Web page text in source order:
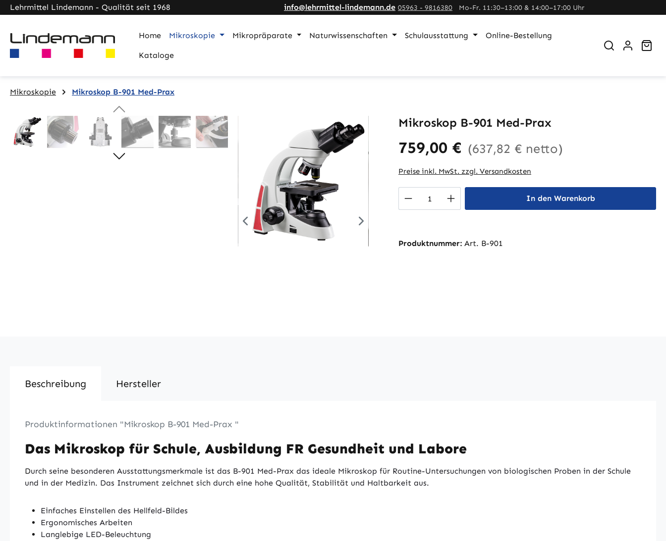
Hauptinhalt springen
Zur Suche springen
Zur Hauptnavigation springen
Lehrmittel Lindemann - Qualität seit 1968 info@lehrmittel-lindemann.de 05963 - 9816380 Mo-Fr. 11:30–13:00 & 14:00–17:00 Uhr
Home Mikroskopie Mikropräparate Naturwissenschaften Schulausstattung Online-Bestellung
Kataloge
Mikroskopie Mikroskop B-901 Med-Prax
Bildergalerie überspringen Mikroskop B-901 Med-Prax
759,00 € (637,82 € netto)
Preise inkl. MwSt. zzgl. Versandkosten
Produkt Anzahl: Gib den gewünschten Wert
In den Warenkorb
Produktnummer: Art. B-901
Beschreibung Hersteller
Produktinformationen "Mikroskop B-901 Med-Prax "
Das Mikroskop für Schule, Ausbildung FR Gesundheit und Labore
Durch seine besonderen Ausstattungsmerkmale ist das B-901 Med-Prax das ideale Mikroskop für Routine-Untersuchungen von biologischen Proben in der Schule
und in der Medizin. Das Instrument zeichnet sich durch eine hohe Qualität, Stabilität und Haltbarkeit aus.
Einfaches Einstellen des Hellfeld-Bildes
Ergonomisches Arbeiten
Langlebige LED-Beleuchtung